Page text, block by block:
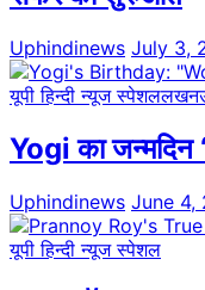
Uphindinews July 3,
यूपी हिन्दी न्यूज स्पेशल
Yogi का जन्मदिन
Uphindinews June 4,
यूपी हिन्दी न्यूज स्पेशल